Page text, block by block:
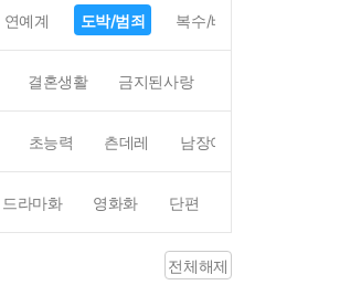
연예계 도박/범죄 복수/배신
결혼생활 금지된사랑
초능력 츤데레 남장여자
드라마화 영화화 단편
전체해제